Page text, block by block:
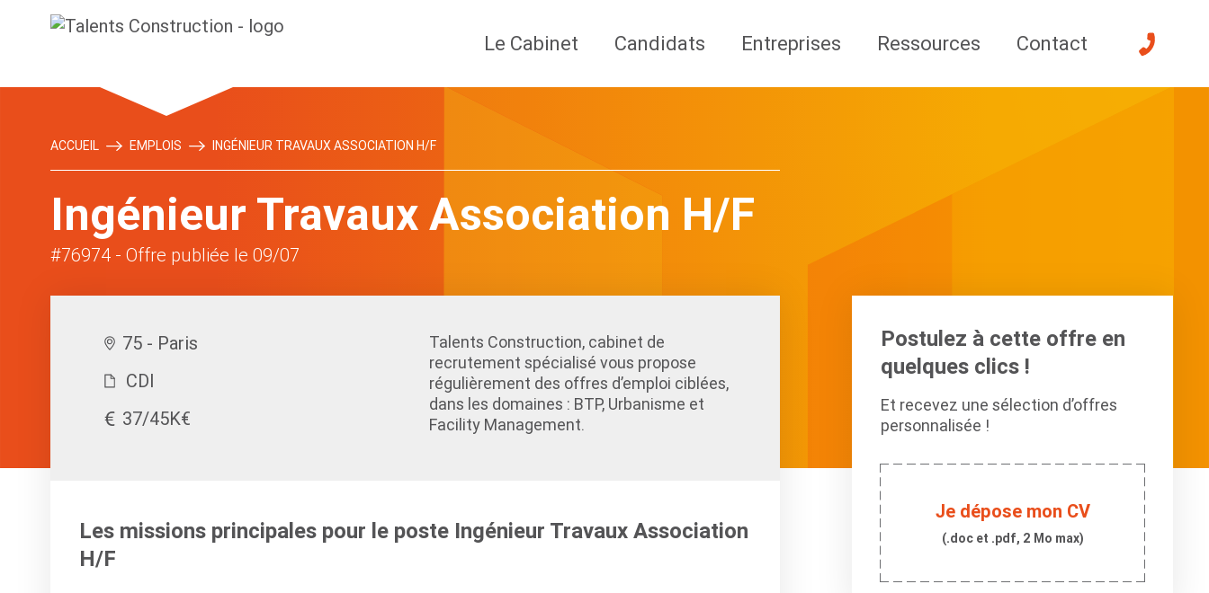
Le Cabinet Candidats Entreprises Ressources Contact
ACCUEIL EMPLOIS INGÉNIEUR TRAVAUX ASSOCIATION H/F
Ingénieur Travaux Association H/F
#76974- Offre publiée le 09/07
75 - Paris
CDI
37/45K€
Talents Construction, cabinet de
recrutement spécialisé vous propose
régulièrement des offres d’emploi ciblées,
dans les domaines : BTP, Urbanisme et
Facility Management.
Les missions principales pour le poste Ingénieur Travaux Association
H/F
Postulez à cette offre en
quelques clics !
Et recevez une sélection d’offres
personnalisée !
Je dépose mon CV
(.doc et .pdf, 2 Mo max)